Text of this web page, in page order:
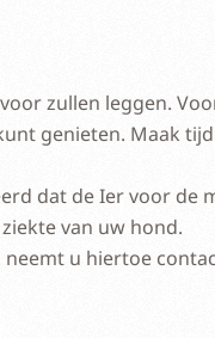
zullen leggen.
genieten. Maak
dat de Ier voor de
van uw hond.
u hiertoe